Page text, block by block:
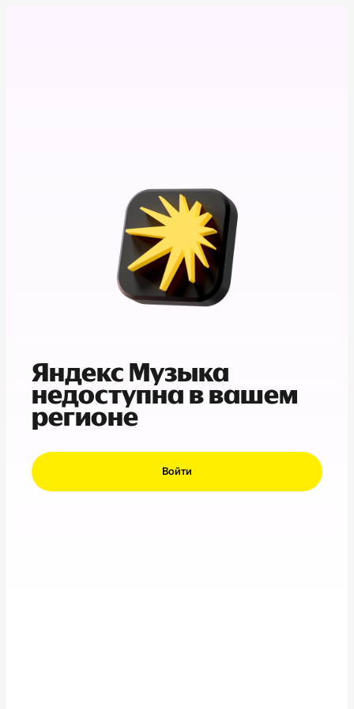
Яндекс Музыка
недоступна в вашем
регионе
Войти